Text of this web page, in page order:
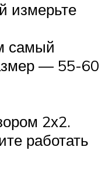
измерьте
самый
— 55-60
2х2.
работать